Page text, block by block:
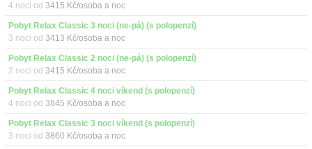
4 noci od 3415 Kč/osoba a noc
Pobyt Relax Classic 3 noci (ne-pá) (s polopenzí)
3 noci od 3413 Kč/osoba a noc
Pobyt Relax Classic 2 noci (ne-pá) (s polopenzí)
2 noci od 3415 Kč/osoba a noc
Pobyt Relax Classic 4 noci víkend (s polopenzí)
4 noci od 3845 Kč/osoba a noc
Pobyt Relax Classic 3 noci víkend (s polopenzí)
3 noci od 3860 Kč/osoba a noc